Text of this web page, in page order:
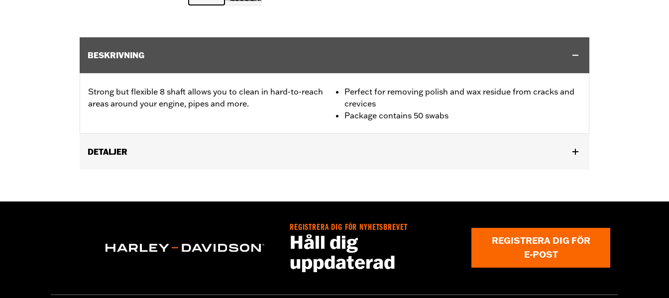
BESKRIVNING
Strong but flexible 8 shaft allows you to clean in hard-to-reach
areas around your engine, pipes and more.
Perfect for removing polish and wax residue from cracks and
crevices
Package contains 50 swabs
DETALJER
Sold In Units:Each
REGISTRERA DIG FÖR NYHETSBREVET
Håll dig
uppdaterad
REGISTRERA DIG FÖR
E-POST